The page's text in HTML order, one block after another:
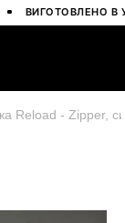
ВИГОТОВЛЕНО В
Reload - Zipper,